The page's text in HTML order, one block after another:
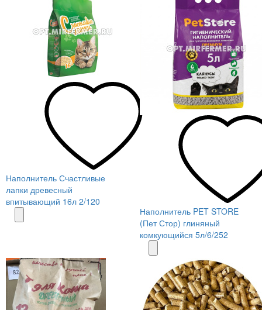
Наполнитель Счастливые
лапки древесный
впитывающий 16л 2/120
Наполнитель PET STORE
(Пет Стор) глиняный
комкующийся 5л/6/252